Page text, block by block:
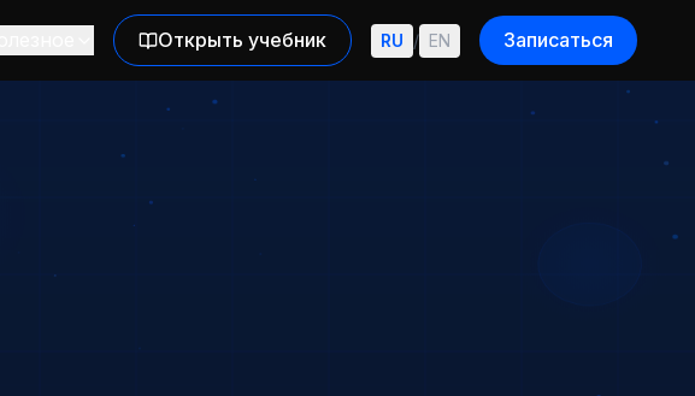
Открыть учебник RU / EN Записаться